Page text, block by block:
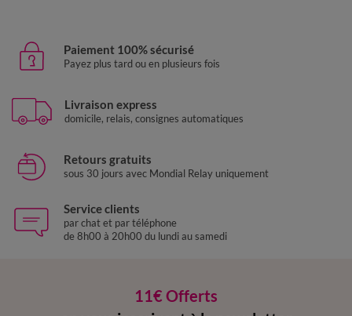
Paiement 100% sécurisé
Payez plus tard ou en plusieurs fois
Livraison express
domicile, relais, consignes automatiques
Retours gratuits
sous 30 jours avec Mondial Relay uniquement
Service clients
par chat et par téléphone
de 8h00 à 20h00 du lundi au samedi
11€ Offerts